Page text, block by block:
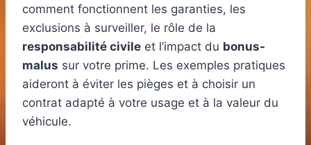
comment fonctionnent les garanties, les
exclusions à surveiller, le rôle de la
responsabilité civile et l’impact du bonus-
malus sur votre prime. Les exemples pratiques
aideront à éviter les pièges et à choisir un
contrat adapté à votre usage et à la valeur du
véhicule.